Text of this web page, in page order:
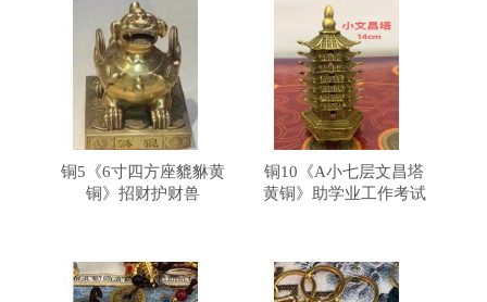
铜5《6寸四方座貔貅黄
铜》招财护财兽
铜10《A小七层文昌塔
黄铜》助学业工作考试